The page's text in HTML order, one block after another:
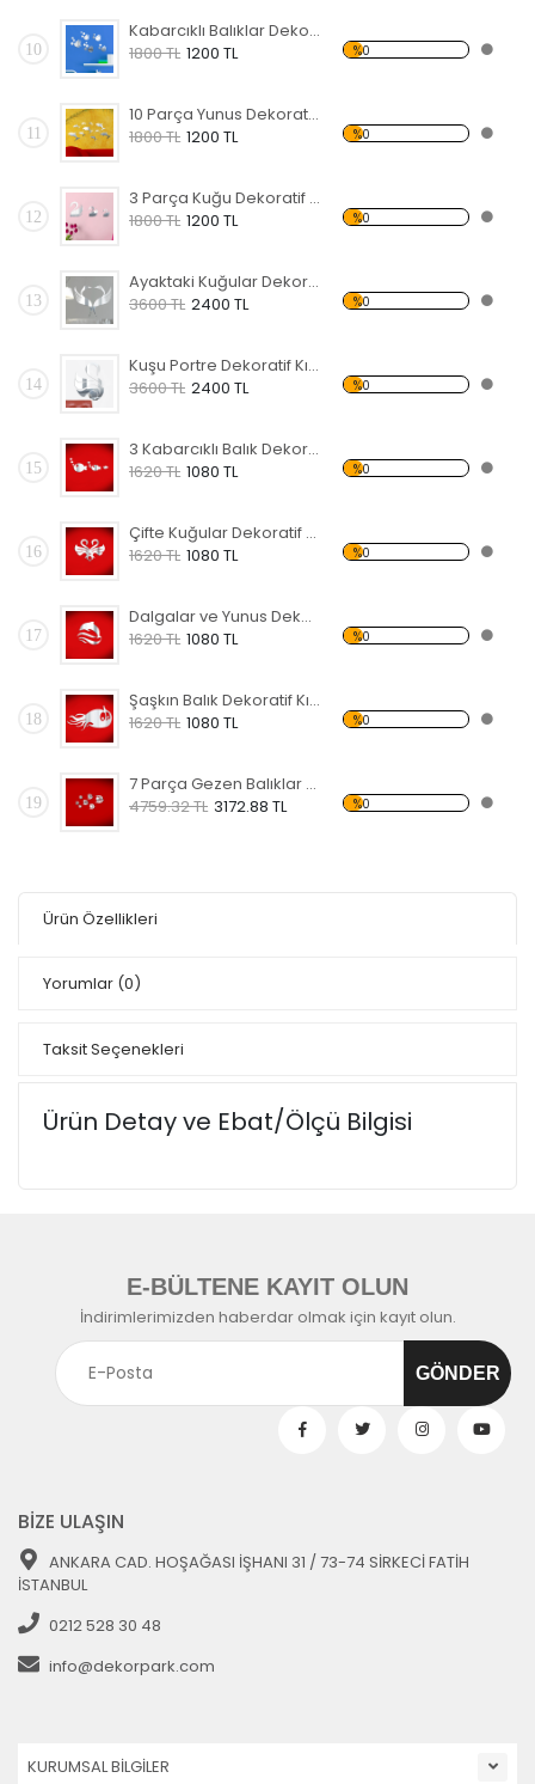
10
Kabarcıklı Balıklar Dekoratif Kırılmaz Ayna
1800 TL 1200 TL %0
11
10 Parça Yunus Dekoratif Kırılmaz Ayna
1800 TL 1200 TL %0
12
3 Parça Kuğu Dekoratif Kırılmaz Ayna
1800 TL 1200 TL %0
13
Ayaktaki Kuğular Dekoratif Kırılmaz Ayna
3600 TL 2400 TL %0
14
Kuşu Portre Dekoratif Kırılmaz Ayna
3600 TL 2400 TL %0
15
3 Kabarcıklı Balık Dekoratif Kırılmaz Ayna
1620 TL 1080 TL %0
16
Çifte Kuğular Dekoratif Kırılmaz Ayna
1620 TL 1080 TL %0
17
Dalgalar ve Yunus Dekoratif Kırılmaz Ayna
1620 TL 1080 TL %0
18
Şaşkın Balık Dekoratif Kırılmaz Ayna
1620 TL 1080 TL %0
19
7 Parça Gezen Balıklar Dekoratif Kırılmaz Ayna
4759.32 TL 3172.88 TL %0
Ürün Özellikleri
Yorumlar (0)
Taksit Seçenekleri
Ürün Detay ve Ebat/Ölçü Bilgisi
E-BÜLTENE KAYIT OLUN
İndirimlerimizden haberdar olmak için kayıt olun.
BİZE ULAŞIN
ANKARA CAD. HOŞAĞASI İŞHANI 31 / 73-74 SİRKECİ FATİH
İSTANBUL
0212 528 30 48
info@dekorpark.com
KURUMSAL BİLGİLER